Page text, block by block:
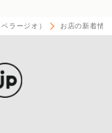
ラージオ） お店の新着情報